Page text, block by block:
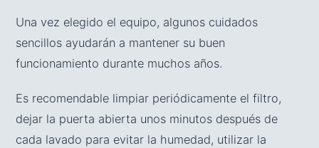
Una vez elegido el equipo, algunos cuidados
sencillos ayudarán a mantener su buen
funcionamiento durante muchos años.
Es recomendable limpiar periódicamente el filtro,
dejar la puerta abierta unos minutos después de
cada lavado para evitar la humedad, utilizar la